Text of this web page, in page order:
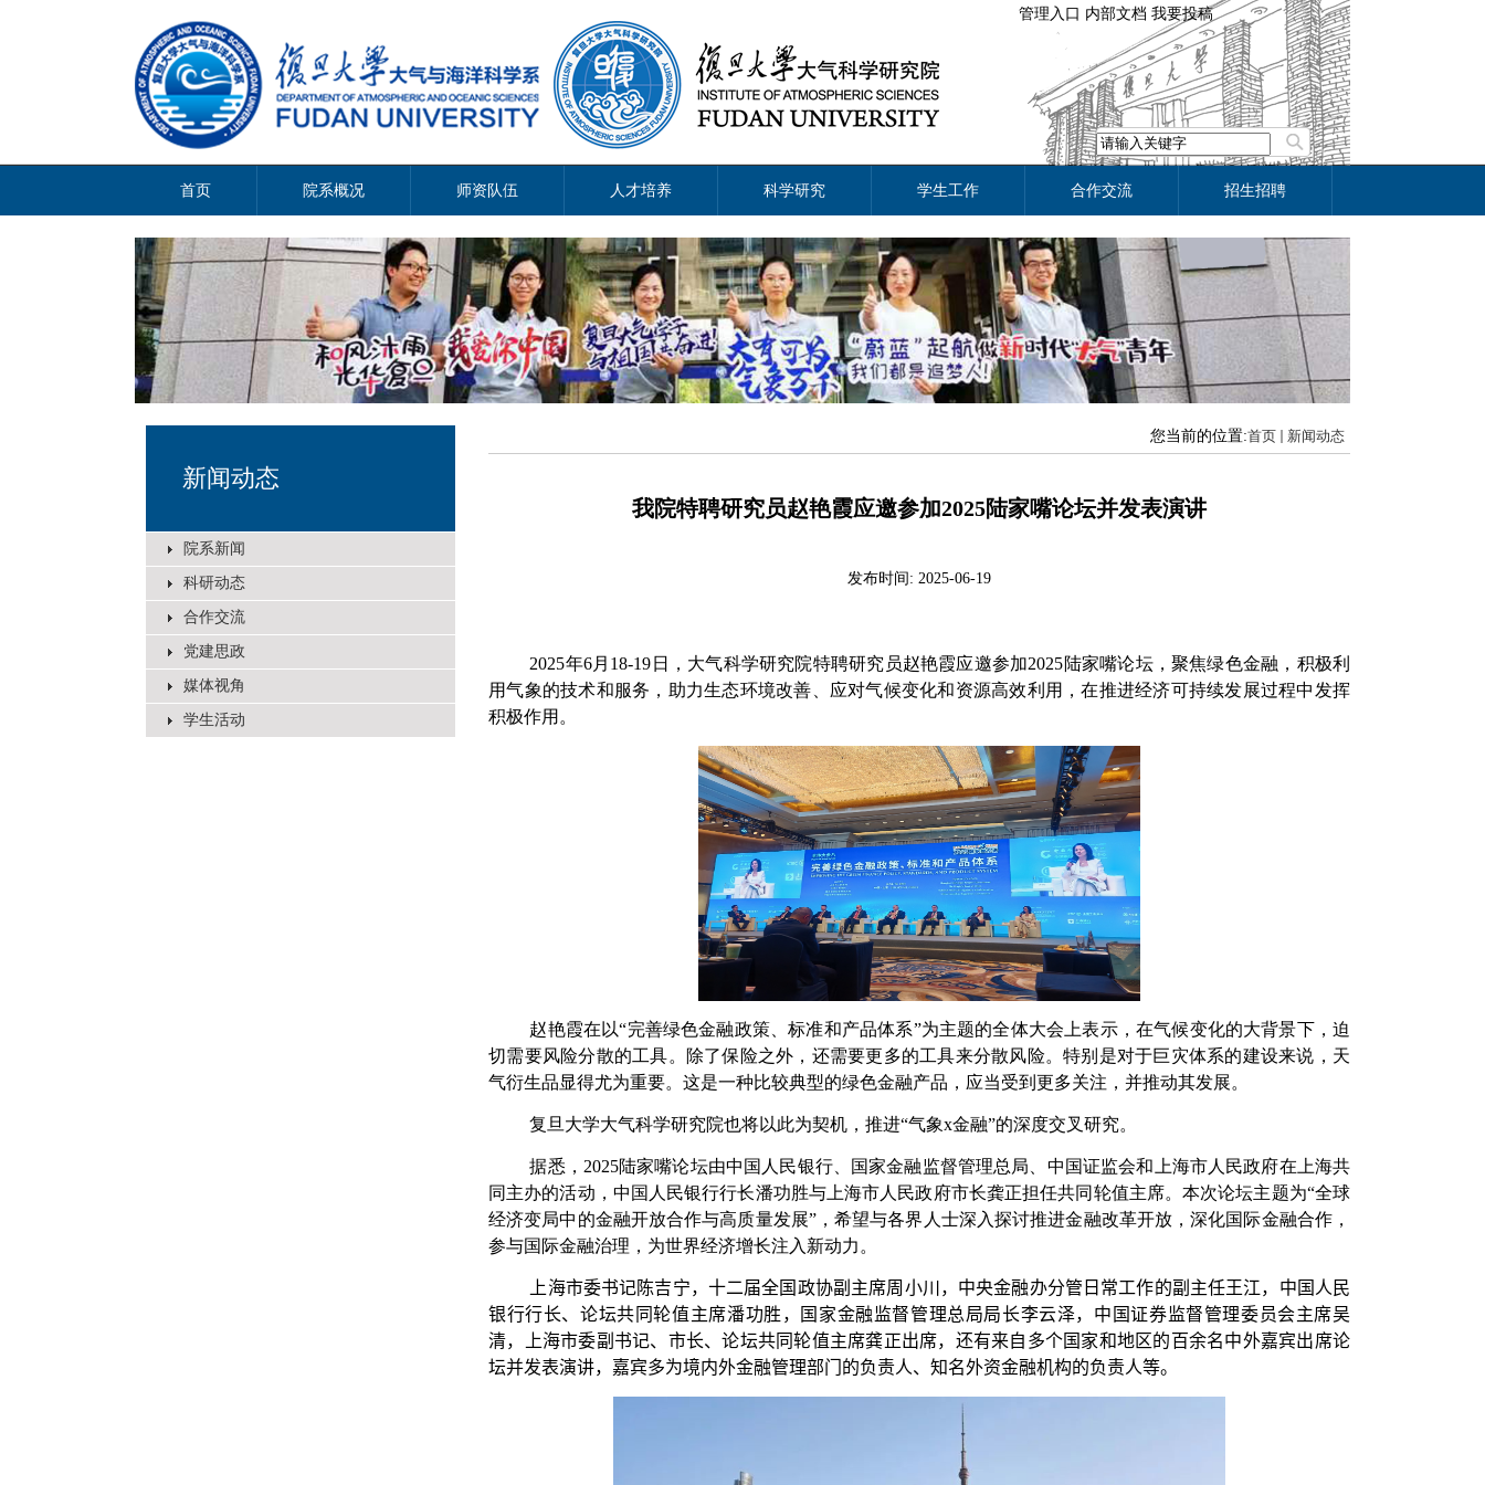
管理入口 内部文档 我要投稿
首页 院系概况 师资队伍 人才培养 科学研究 学生工作 合作交流 招生招聘
新闻动态
院系新闻
科研动态
合作交流
党建思政
媒体视角
学生活动
您当前的位置:首页 新闻动态
我院特聘研究员赵艳霞应邀参加2025陆家嘴论坛并发表演讲
发布时间: 2025-06-19
2025年6月 18-19 日，大气科学研究院特聘研究员赵艳霞应邀参加2025陆家嘴论坛，聚焦绿色金融，积极利
用气象的技术和服务，助力生态环境改善、应对气候变化和资源高效利用，在推进经济可持续发展过程中发挥
积极作用。
赵艳霞在以“完善绿色金融政策、标准和产品体系”为主题的全体大会上表示，在气候变化的大背景下，迫
切需要风险分散的工具。除了保险之外，还需要更多的工具来分散风险。特别是对于巨灾体系的建设来说，天
气衍生品显得尤为重要。这是一种比较典型的绿色金融产品，应当受到更多关注，并推动其发展。
复旦大学大气科学研究院也将以此为契机，推进“气象x金融”的深度交叉研究。
据悉， 2025陆家嘴论坛由中国人民银行、国家金融监督管理总局、中国证监会和上海市人民政府在上海共
同主办的活动，中国人民银行行长潘功胜与上海市人民政府市长龚正担任共同轮值主席。本次论坛主题为“全球
经济变局中的金融开放合作与高质量发展”，希望与各界人士深入探讨推进金融改革开放，深化国际金融合作，
参与国际金融治理，为世界经济增长注入新动力。
上海市委书记陈吉宁，十二届全国政协副主席周小川，中央金融办分管日常工作的副主任王江，中国人民
银行行长、论坛共同轮值主席潘功胜，国家金融监督管理总局局长李云泽，中国证券监督管理委员会主席吴
清，上海市委副书记、市长、论坛共同轮值主席龚正出席，还有来自多个国家和地区的百余名中外嘉宾出席论
坛并发表演讲，嘉宾多为境内外金融管理部门的负责人、知名外资金融机构的负责人等。